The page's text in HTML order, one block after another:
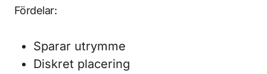
Fördelar:
Sparar utrymme
Diskret placering